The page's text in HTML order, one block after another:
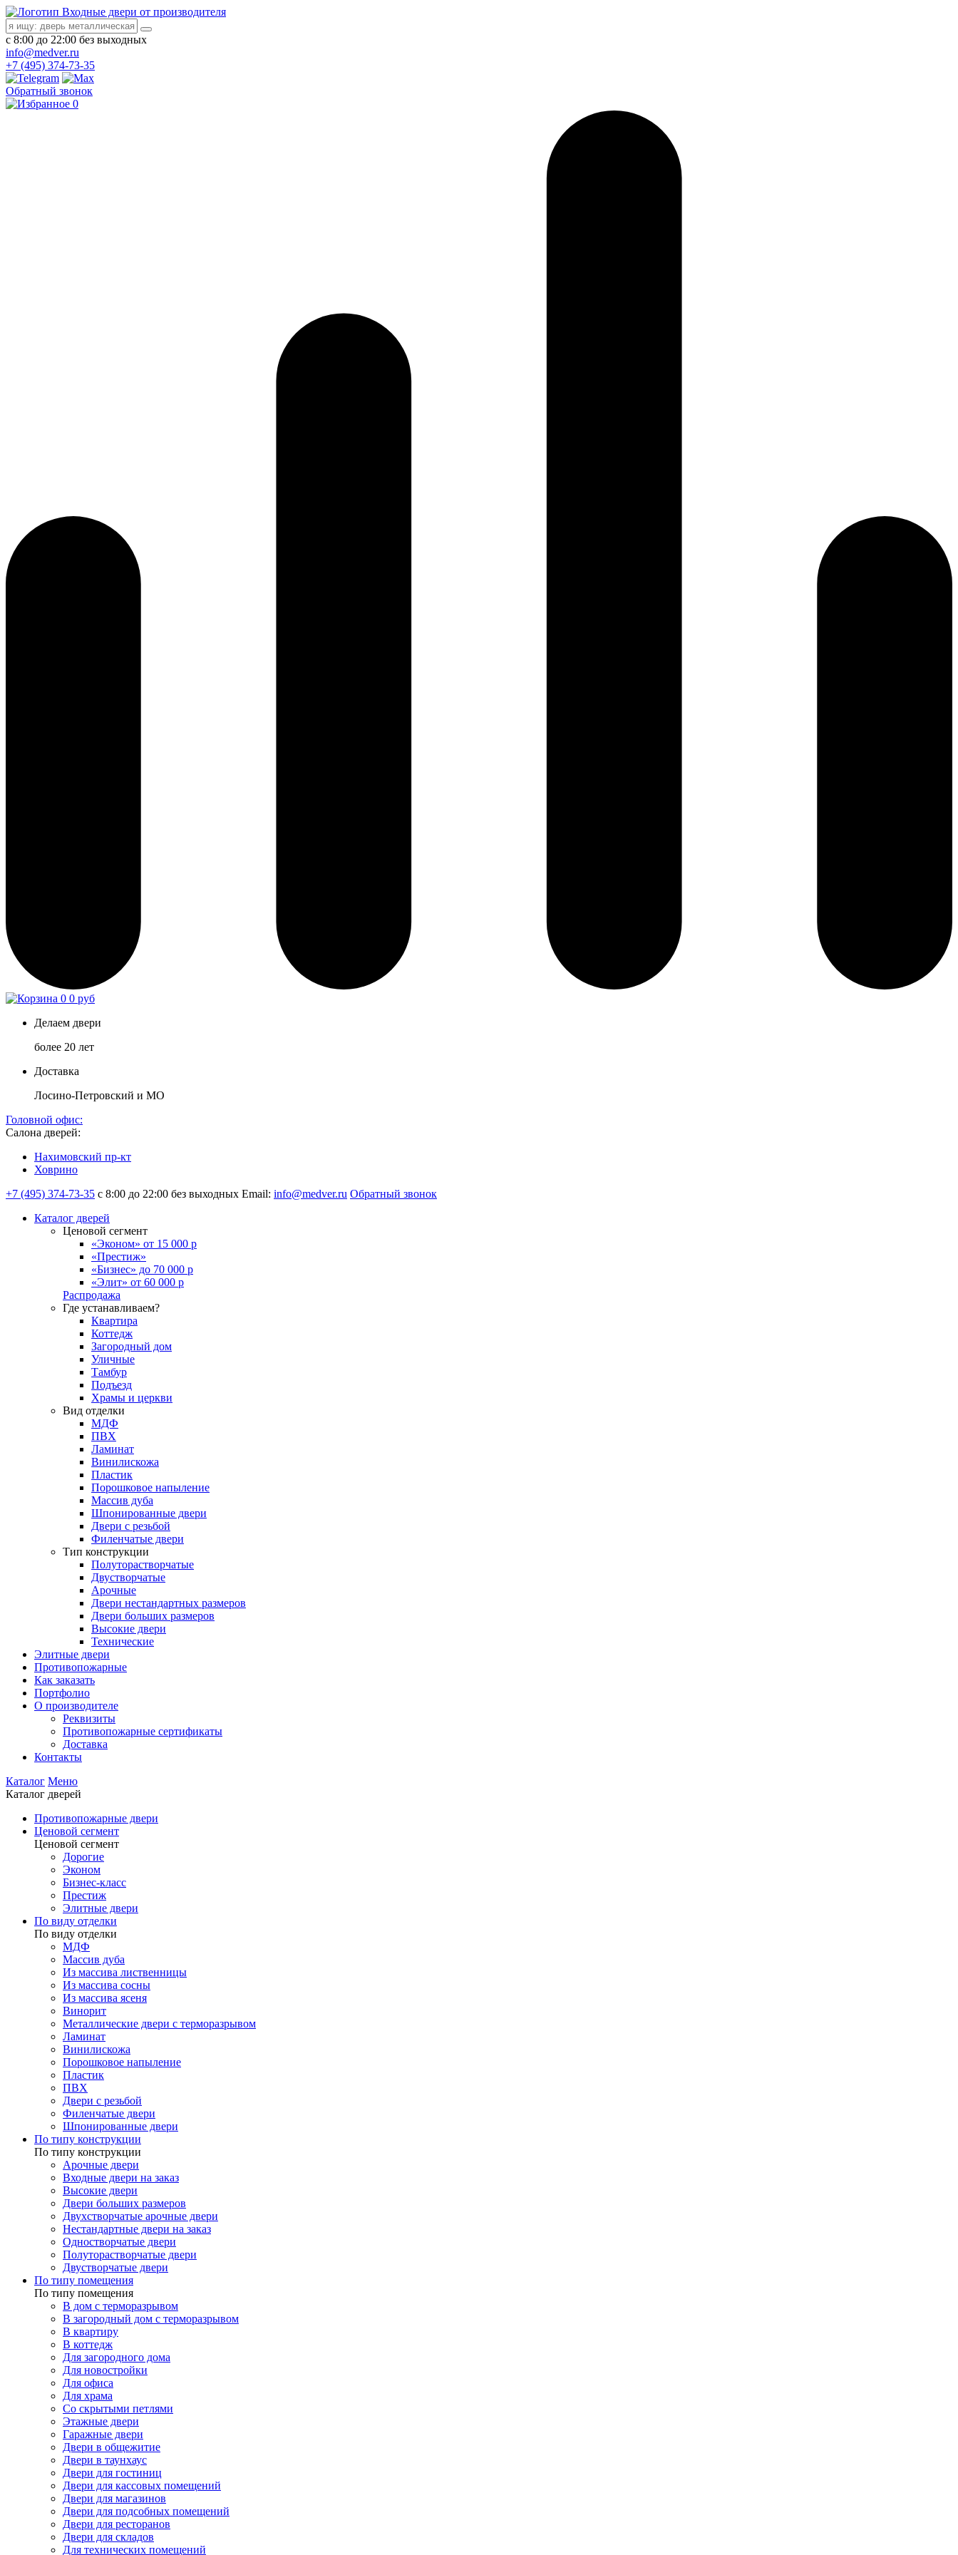
Входные двери от производителя
с 8:00 до 22:00 без выходных
info@medver.ru
+7 (495) 374-73-35
Обратный звонок
0
0 0 руб
Делаем двери
более 20 лет
Доставка
Лосино-Петровский и МО
Головной офис:
Салона дверей:
Нахимовский пр-кт
Ховрино
+7 (495) 374-73-35 с 8:00 до 22:00 без выходных Email: info@medver.ru Обратный звонок
Каталог дверей
Ценовой сегмент
«Эконом» от 15 000 р
«Престиж»
«Бизнес» до 70 000 р
«Элит» от 60 000 р
Распродажа
Где устанавливаем?
Квартира
Коттедж
Загородный дом
Уличные
Тамбур
Подъезд
Храмы и церкви
Вид отделки
МДФ
ПВХ
Ламинат
Винилискожа
Пластик
Порошковое напыление
Массив дуба
Шпонированные двери
Двери с резьбой
Филенчатые двери
Тип конструкции
Полуторастворчатые
Двустворчатые
Арочные
Двери нестандартных размеров
Двери больших размеров
Высокие двери
Технические
Элитные двери
Противопожарные
Как заказать
Портфолио
О производителе
Реквизиты
Противопожарные сертификаты
Доставка
Контакты
Каталог Меню
Каталог дверей
Противопожарные двери
Ценовой сегмент
Ценовой сегмент
Дорогие
Эконом
Бизнес-класс
Престиж
Элитные двери
По виду отделки
По виду отделки
МДФ
Массив дуба
Из массива лиственницы
Из массива сосны
Из массива ясеня
Винорит
Металлические двери с терморазрывом
Ламинат
Винилискожа
Порошковое напыление
Пластик
ПВХ
Двери с резьбой
Филенчатые двери
Шпонированные двери
По типу конструкции
По типу конструкции
Арочные двери
Входные двери на заказ
Высокие двери
Двери больших размеров
Двухстворчатые арочные двери
Нестандартные двери на заказ
Одностворчатые двери
Полуторастворчатые двери
Двустворчатые двери
По типу помещения
По типу помещения
В дом с терморазрывом
В загородный дом с терморазрывом
В квартиру
В коттедж
Для загородного дома
Для новостройки
Для офиса
Для храма
Со скрытыми петлями
Этажные двери
Гаражные двери
Двери в общежитие
Двери в таунхаус
Двери для гостиниц
Двери для кассовых помещений
Двери для магазинов
Двери для подсобных помещений
Двери для ресторанов
Двери для складов
Для технических помещений